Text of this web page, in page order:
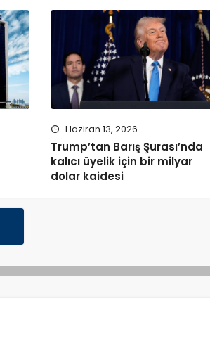
Haziran 13, 2026
Trump’tan Barış Şurası’nda
kalıcı üyelik için bir milyar
dolar kaidesi